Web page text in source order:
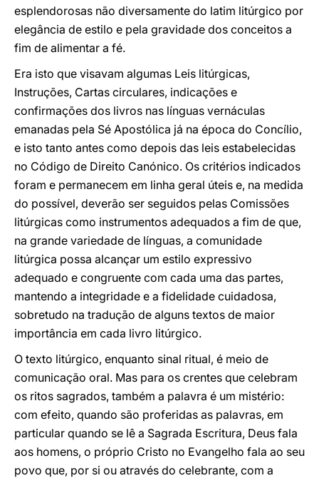
esplendorosas não diversamente do latim litúrgico por
elegância de estilo e pela gravidade dos conceitos a
fim de alimentar a fé.
Era isto que visavam algumas Leis litúrgicas,
Instruções, Cartas circulares, indicações e
confirmações dos livros nas línguas vernáculas
emanadas pela Sé Apostólica já na época do Concílio,
e isto tanto antes como depois das leis estabelecidas
no Código de Direito Canónico. Os critérios indicados
foram e permanecem em linha geral úteis e, na medida
do possível, deverão ser seguidos pelas Comissões
litúrgicas como instrumentos adequados a fim de que,
na grande variedade de línguas, a comunidade
litúrgica possa alcançar um estilo expressivo
adequado e congruente com cada uma das partes,
mantendo a integridade e a fidelidade cuidadosa,
sobretudo na tradução de alguns textos de maior
importância em cada livro litúrgico.
O texto litúrgico, enquanto sinal ritual, é meio de
comunicação oral. Mas para os crentes que celebram
os ritos sagrados, também a palavra é um mistério:
com efeito, quando são proferidas as palavras, em
particular quando se lê a Sagrada Escritura, Deus fala
aos homens, o próprio Cristo no Evangelho fala ao seu
povo que, por si ou através do celebrante, com a